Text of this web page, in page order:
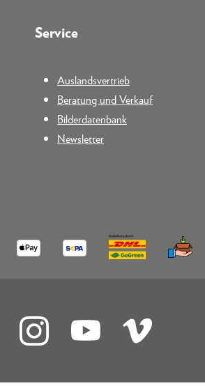
Service
Auslandsvertrieb
Beratung und Verkauf
Bilderdatenbank
Newsletter